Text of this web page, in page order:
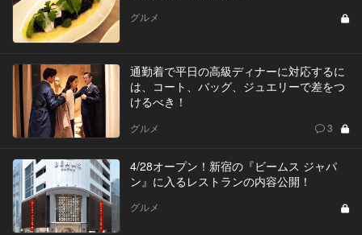
グルメ
通勤着で平日の高級ディナーに対応するに
は、コート、バッグ、ジュエリーで差をつ
けるべき！
グルメ 3
4/28オープン！新宿の『ビームス ジャパ
ン』に入るレストランの内容公開！
グルメ